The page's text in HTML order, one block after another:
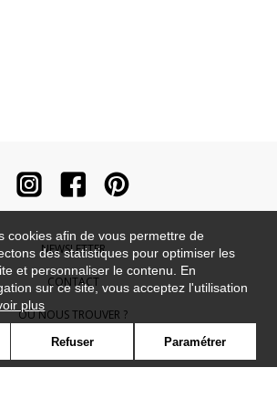
NEWSLETTER
CONTACT
OÙ NOUS TROUVER ?
CONTRACT
cookies afin de vous permettre de
des statistiques pour optimiser les
et personnaliser le contenu. En
sur ce site, vous acceptez l'utilisation
plus
Refuser Paramétrer